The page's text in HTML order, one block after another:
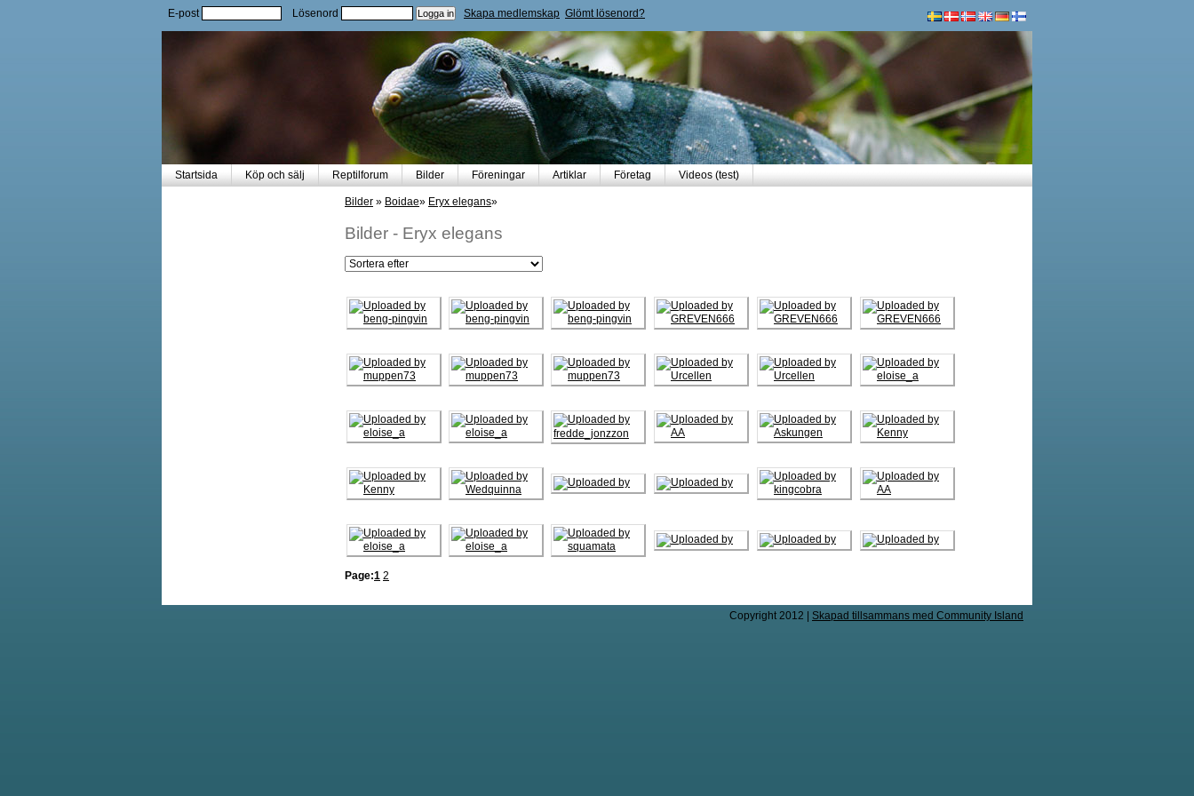
E-post Lösenord Skapa medlemskap Glömt lösenord?
Startsida Köp och sälj Reptilforum Bilder Föreningar Artiklar Företag Videos (test)
Bilder » Boidae» Eryx elegans»
Bilder - Eryx elegans
Page:1 2
Copyright 2012 Skapad tillsammans med Community Island